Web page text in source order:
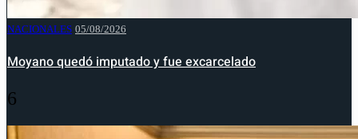
NACIONALES 05/08/2026
Moyano quedó imputado y fue excarcelado
6